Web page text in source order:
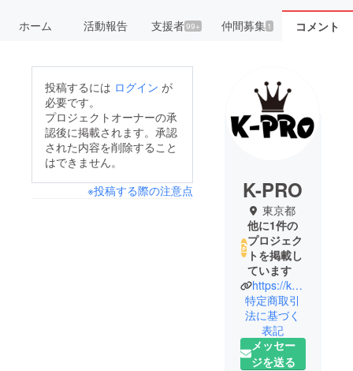
ホーム 活動報告 支援者99+ 仲間募集 1 コメント
投稿するには ログイン が
必要です。
プロジェクトオーナーの承
認後に掲載されます。承認
された内容を削除すること
はできません。
※投稿する際の注意点
K-PRO
東京都
他に1件の
プロジェク
トを掲載し
ています
https://kpro-web.com
特定商取引
法に基づく
表記
メッセー
ジを送る